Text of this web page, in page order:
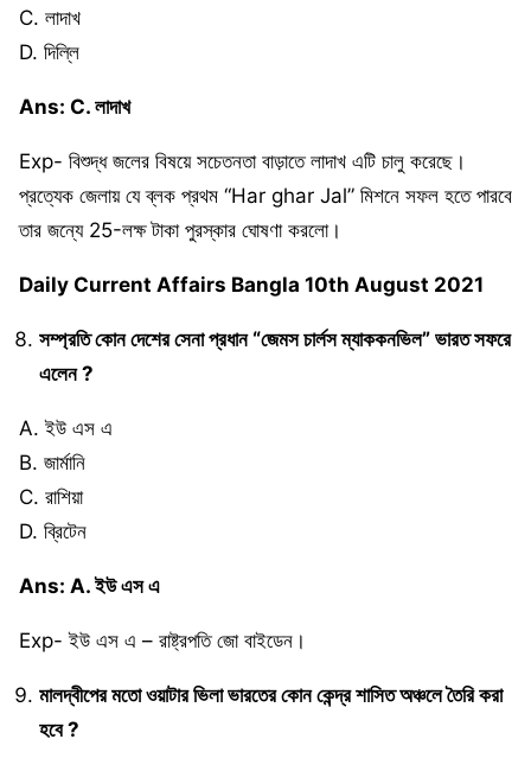
C. লাদাখ
D. দিল্লি
Ans: C. লাদাখ
Exp- বিশুদ্ধ জলের বিষয়ে সচেতনতা বাড়াতে লাদাখ এটি চালু করেছে।
প্রত্যেক জেলায় যে ব্লক প্রথম “Har ghar Jal” মিশনে সফল হতে পারবে
তার জন্যে 25-লক্ষ টাকা পুরস্কার ঘোষণা করলো।
Daily Current Affairs Bangla 10th August 2021
সম্প্রতি কোন দেশের সেনা প্রধান “জেমস চার্লস ম্যাককনভিল” ভারত সফরে
এলেন ?
A. ইউ এস এ
B. জার্মানি
C. রাশিয়া
D. ব্রিটেন
Ans: A. ইউ এস এ
Exp- ইউ এস এ – রাষ্ট্রপতি জো বাইডেন।
মালদ্বীপের মতো ওয়াটার ভিলা ভারতের কোন কেন্দ্র শাসিত অঞ্চলে তৈরি করা
হবে ?